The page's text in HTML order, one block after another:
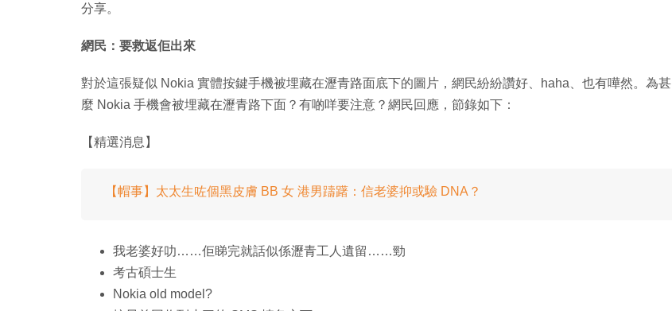
分享。
網民：要救返佢出來
對於這張疑似 Nokia 實體按鍵手機被埋藏在瀝青路面底下的圖片，網民紛紛讚好、haha、也有嘩然。為甚
麼 Nokia 手機會被埋藏在瀝青路下面？有啲咩要注意？網民回應，節錄如下：
【精選消息】
【帽事】太太生咗個黑皮膚 BB 女 港男躊躇：信老婆抑或驗 DNA？
我老婆好叻……佢睇完就話似係瀝青工人遺留……勁
考古碩士生
Nokia old model?